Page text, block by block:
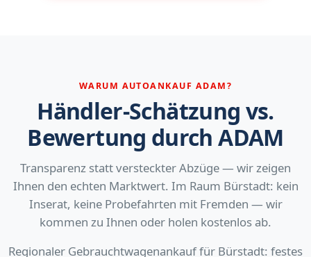
WARUM AUTOANKAUF ADAM?
Händler-Schätzung vs.
Bewertung durch ADAM
Transparenz statt versteckter Abzüge — wir zeigen
Ihnen den echten Marktwert. Im Raum Bürstadt: kein
Inserat, keine Probefahrten mit Fremden — wir
kommen zu Ihnen oder holen kostenlos ab.
Regionaler Gebrauchtwagenankauf für Bürstadt: festes